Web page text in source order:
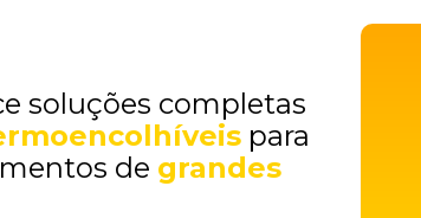
soluções completas
para
de grandes